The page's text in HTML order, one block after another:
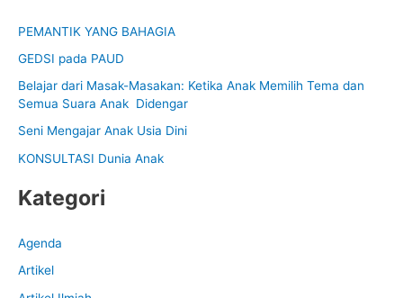
c
h
f
o
r
:
PEMANTIK YANG BAHAGIA
GEDSI pada PAUD
Belajar dari Masak-Masakan: Ketika Anak Memilih Tema dan
Semua Suara Anak Didengar
Seni Mengajar Anak Usia Dini
KONSULTASI Dunia Anak
Kategori
Agenda
Artikel